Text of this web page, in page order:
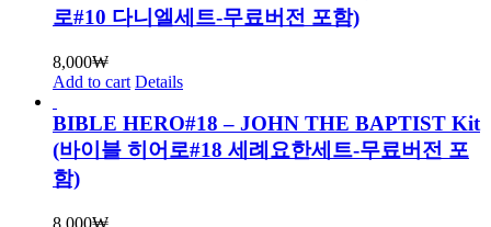
로#10 다니엘세트-무료버전 포함)
8,000₩
Add to cart Details
BIBLE HERO#18 – JOHN THE BAPTIST Kit
(바이블 히어로#18 세례요한세트-무료버전 포
함)